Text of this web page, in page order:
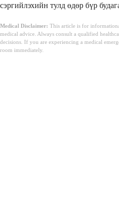
сэргийлэхийн тулд өдөр бүр
Medical Disclaimer: This article is for
medical advice. Always consult a qualified
decisions. If you are experiencing a medical
room immediately.